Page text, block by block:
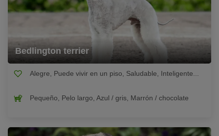
Bedlington terrier
Alegre, Puede vivir en un piso, Saludable, Inteligente...
Pequeño, Pelo largo, Azul / gris, Marrón / chocolate